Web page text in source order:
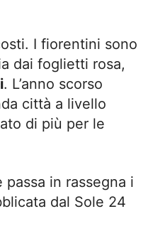
I fiorentini sono
dai foglietti rosa,
. L’anno scorso
città a livello
di più per le
in rassegna i
dal Sole 24